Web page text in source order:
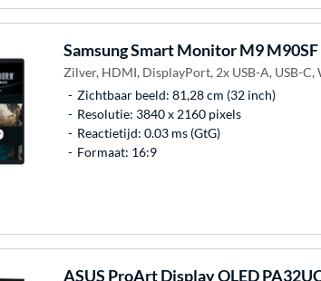
SamsungSmart Monitor M9 M90SF
Zilver, HDMI, DisplayPort, 2x USB-A, USB-C,
Zichtbaar beeld: 81,28 cm (32 inch)
Resolutie: 3840 x 2160 pixels
Reactietijd: 0.03 ms (GtG)
Formaat: 16:9
ASUS ProArt Display OLED